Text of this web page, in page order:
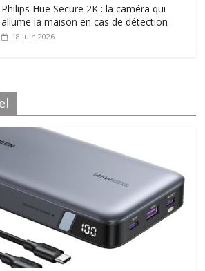
Philips Hue Secure 2K : la caméra qui
allume la maison en cas de détection
18 juin 2026